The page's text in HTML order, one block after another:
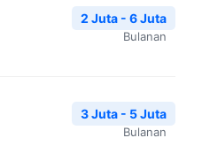
2 Juta - 6 Juta
Bulanan
3 Juta - 5 Juta
Bulanan